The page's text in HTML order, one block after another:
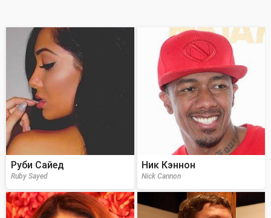
Руби Сайед
Ruby Sayed
Ник Кэннон
Nick Cannon